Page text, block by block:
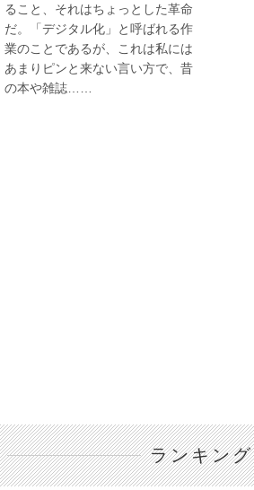
ること、それはちょっとした革命
だ。「デジタル化」と呼ばれる作
業のことであるが、これは私には
あまりピンと来ない言い方で、昔
の本や雑誌……
ランキング